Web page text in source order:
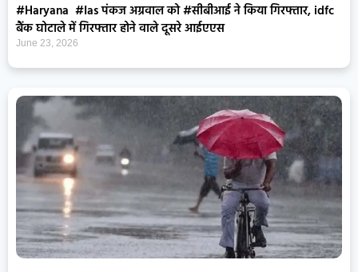
#Haryana #Ias पंकज अग्रवाल को #सीबीआई ने किया गिरफ्तार, idfc
बैंक घोटाले में गिरफ्तार होने वाले दूसरे आईएएस
June 23, 2026